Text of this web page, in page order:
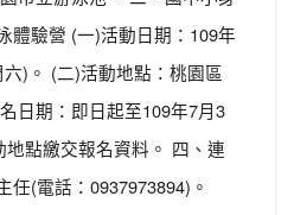
體驗營 (一)活動日期：109年
)。 (二)活動地點：桃園區
日期：即日起至109年7月3
點繳交報名資料。 四、連
(電話：0937973894)。